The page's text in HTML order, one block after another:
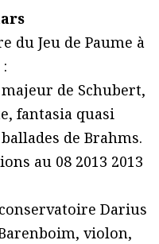
du Jeu de Paume à
de Schubert,
fantasia quasi
de Brahms.
au 08 2013 2013
Darius
violon,